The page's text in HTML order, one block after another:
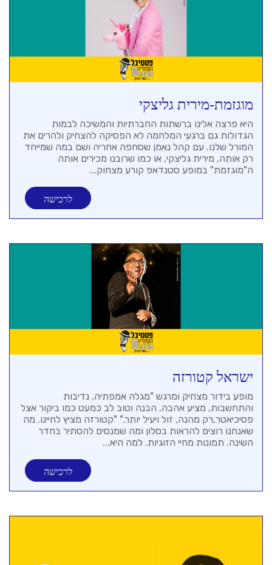
מוגזמת-מירית גליצקי
היא פרצה אלינו ברשתות החברתיות והמשיכה לבמות
הגדולות גם ברגעי המלחמה לא הפסיקה להצחיק ולהרים את
המורל שלנו. עם קהל נאמן שסחפה אחריה ושם במה שמייחד
רק אותה, מירית גליצקי, או כמו שרובנו מכירים אותה
ה"מוגזמת" במופע סטנדאפ קורע מצחוק...
לרכישה
ישראל קטורזה
מופע בידור מצחיק ומרגש "מגלה אמפתיה, נדיבות
והתחשבות, מציע אהבה, הבנה וטוב לב כמעט כמו ביקור אצל
פסיכיאטר,רק מהנה, זול ויעיל יותר." "קטורזה מציץ לחיינו. מה
שאנחנו רוצים להראות בסלון ומה שמנסים להסתיר בחדר
השינה. תמונות מחיי הזוגיות. למה היא...
לרכישה